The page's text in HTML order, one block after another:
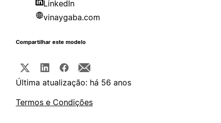
LinkedIn
vinaygaba.com
Compartilhar este modelo
Última atualização: há 56 anos
Termos e Condições